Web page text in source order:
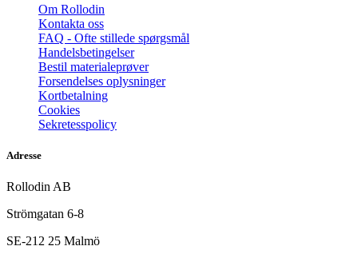
Om Rollodin
Kontakta oss
FAQ - Ofte stillede spørgsmål
Handelsbetingelser
Bestil materialeprøver
Forsendelses oplysninger
Kortbetalning
Cookies
Sekretesspolicy
Adresse
Rollodin AB
Strömgatan 6-8
SE-212 25 Malmö